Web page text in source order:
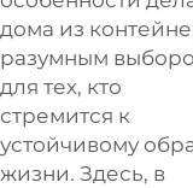
дома из
разумным
для тех, кто
стремится к
устойчивому
жизни. Здесь, в